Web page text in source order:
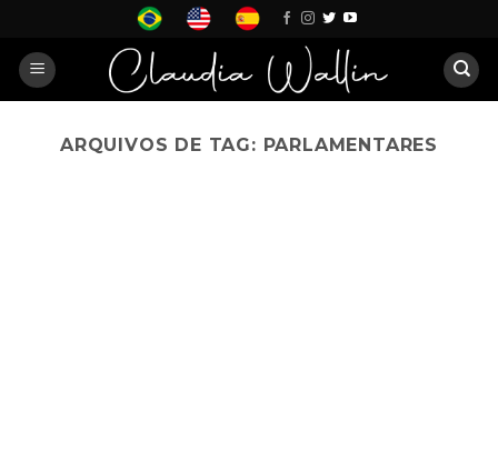
content
ARQUIVOS DE TAG: PARLAMENTARES